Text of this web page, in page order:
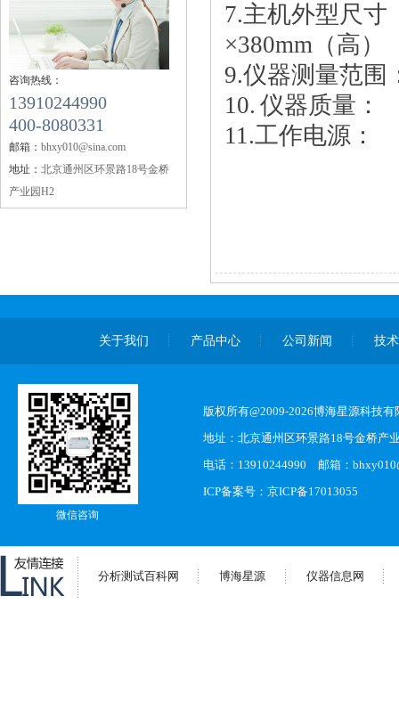
咨询热线：
13910244990
400-8080331
邮箱： bhxy010@sina.com
地址： 北京通州区环景路18号金桥
产业园H2
7.主机外型尺
×380mm（高）
9.仪器测量范围
10. 仪器质量
11.工作电源：
关于我们 产品中心 公司新闻 技
微信咨询
版权所有@2009-2026博海星源科技有
地址：北京通州区环景路18号金桥产
电话：13910244990 邮箱：
ICP备案号： 京ICP备17013055
分析测试百科网 博海星源 仪器信息网